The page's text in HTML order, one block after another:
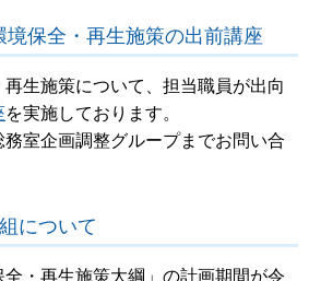
保全・再生施策の出前講座
生施策について、担当職員が出向
を実施しております。
室企画調整グループまでお問い合
について
全・再生施策大綱」の計画期間が令